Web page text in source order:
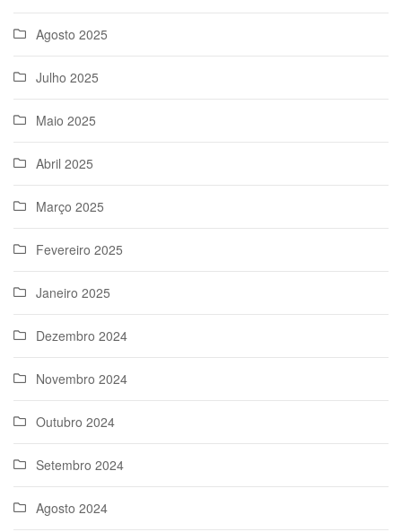
Agosto 2025
Julho 2025
Maio 2025
Abril 2025
Março 2025
Fevereiro 2025
Janeiro 2025
Dezembro 2024
Novembro 2024
Outubro 2024
Setembro 2024
Agosto 2024